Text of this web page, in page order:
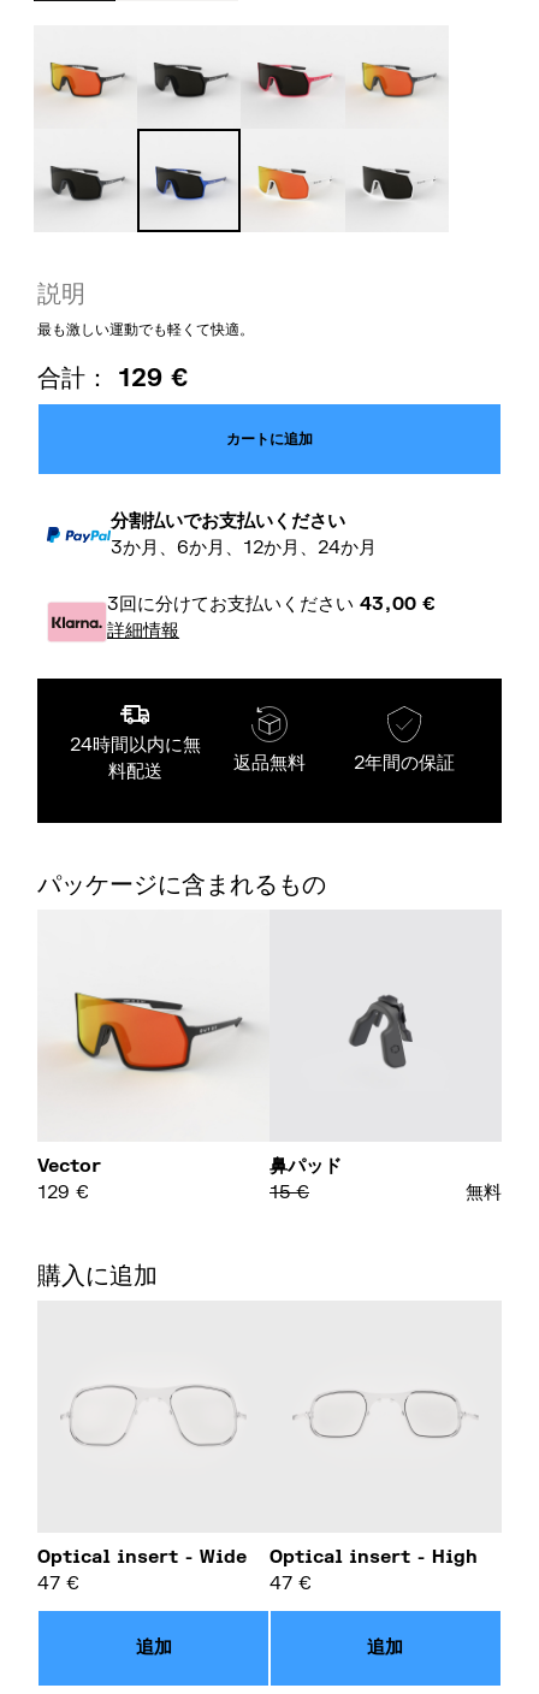
説明
最も激しい運動でも軽くて快適。
合計： 129 €
カートに追加
分割払いでお支払いください
3か月、6か月、12か月、24か月
3回に分けてお支払いください43,00 €
詳細情報
24時間以内に無
料配送
返品無料 2年間の保証
パッケージに含まれるもの
Vector
129 €
鼻パッド
15€ 無料
購入に追加
Optical insert - Wide
47 €
追加
Optical insert - High
47 €
追加